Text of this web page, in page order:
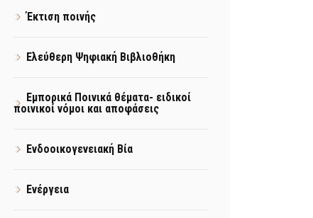
Έκτιση ποινής
Ελεύθερη Ψηφιακή Βιβλιοθήκη
Εμπορικά Ποινικά θέματα- ειδικοί
ποινικοί νόμοι και αποφάσεις
Ενδοοικογενειακή Βία
Ενέργεια